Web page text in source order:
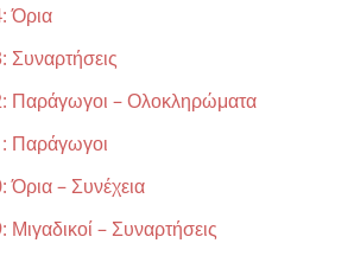
Όρια
Συναρτήσεις
Παράγωγοι – Ολοκληρώματα
Παράγωγοι
Όρια – Συνέχεια
– Συναρτήσεις